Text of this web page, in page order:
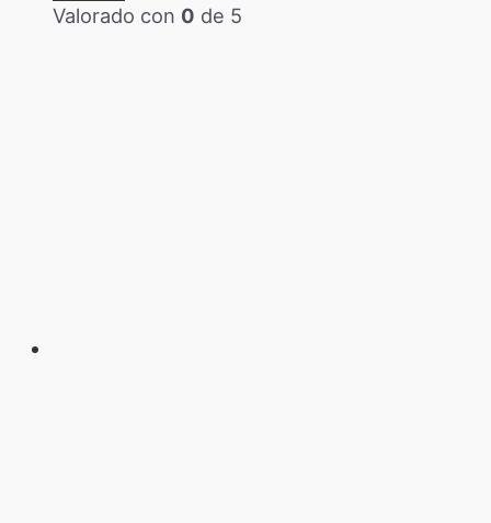
Valorado con 0 de 5